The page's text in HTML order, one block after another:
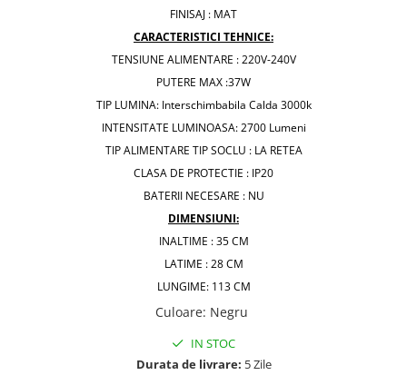
FINISAJ : MAT
CARACTERISTICI TEHNICE:
TENSIUNE ALIMENTARE : 220V-240V
PUTERE MAX :37W
TIP LUMINA: Interschimbabila Calda 3000k
INTENSITATE LUMINOASA: 2700 Lumeni
TIP ALIMENTARE TIP SOCLU : LA RETEA
CLASA DE PROTECTIE : IP20
BATERII NECESARE : NU
DIMENSIUNI:
INALTIME : 35 CM
LATIME : 28 CM
LUNGIME: 113 CM
Culoare: Negru
IN STOC
Durata de livrare: 5 Zile